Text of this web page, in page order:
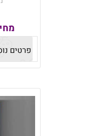
פרטים